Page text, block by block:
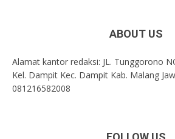
ABOUT US
Alamat kantor redaksi: JL. Tunggorono
Kel. Dampit Kec. Dampit Kab. Malang
081216582008